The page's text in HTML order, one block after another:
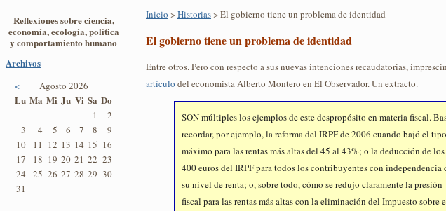
Reflexiones sobre ciencia,
economía, ecología, política
y comportamiento humano
Archivos
< Agosto 2026
Lu Ma Mi Ju Vi Sa Do
1
2
3
4 5 6 7 8
9
10
11 12 13 14 15 16
17
18 19 20 21 22 23
24
25 26 27 28 29 30
31
Inicio >Historias> El gobierno tiene un problema de identidad
El gobierno tiene un problema de identidad
Entre otros. Pero con respecto a sus nuevas intenciones recaudatorias,
artículo del economista Alberto Montero en El Observador. Un extracto.
SON múltiples los ejemplos de este despropósito en materia fiscal.
recordar, por ejemplo, la reforma del IRPF de 2006 cuando bajó el tipo
máximo para las rentas más altas del 45 al 43%; o la deducción de los
400 euros del IRPF para todos los contribuyentes con independencia
su nivel de renta; o, sobre todo, cómo se redujo claramente la presión
fiscal para las rentas más altas con la eliminación del Impuesto sobre